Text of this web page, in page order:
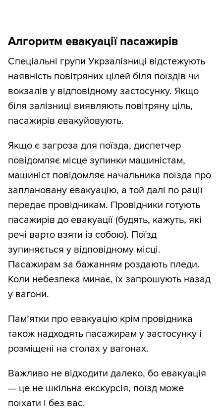
Алгоритм евакуації пасажирів
Спеціальні групи Укрзалізниці відстежують
наявність повітряних цілей біля поїздів чи
вокзалів у відповідному застосунку. Якщо
біля залізниці виявляють повітряну ціль,
пасажирів евакуйовують.
Якщо є загроза для поїзда, диспетчер
повідомляє місце зупинки машиністам,
машиніст повідомляє начальника поїзда про
заплановану евакуацію, а той далі по рації
передає провідникам. Провідники готують
пасажирів до евакуації (будять, кажуть, які
речі варто взяти із собою). Поїзд
зупиняється у відповідному місці.
Пасажирам за бажанням роздають пледи.
Коли небезпека минає, їх запрошують назад
у вагони.
Пам’ятки про евакуацію крім провідника
також надходять пасажирам у застосунку і
розміщені на столах у вагонах.
Важливо не відходити далеко, бо евакуація
— це не шкільна екскурсія, поїзд може
поїхати і без вас.